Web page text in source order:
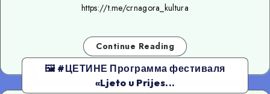
https://t.me/crnagora_kultura
Continue Reading
🖼 #ЦЕТИНЕ Программа фестиваля
«Ljeto u Prijes...